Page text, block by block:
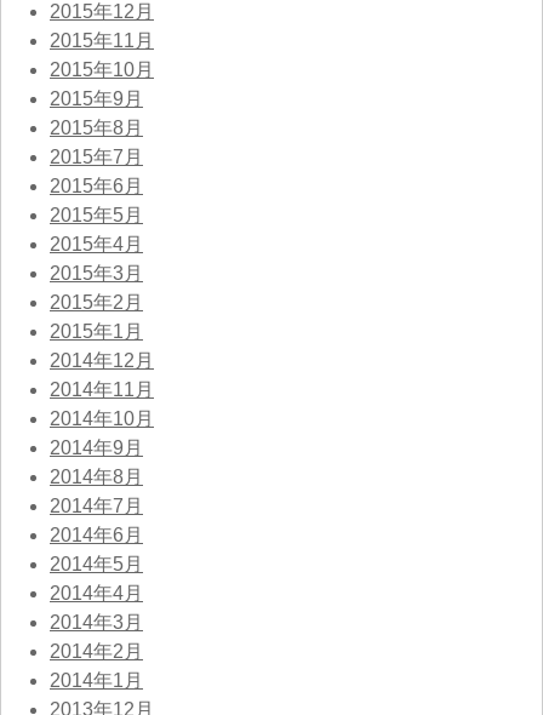
2015年12月
2015年11月
2015年10月
2015年9月
2015年8月
2015年7月
2015年6月
2015年5月
2015年4月
2015年3月
2015年2月
2015年1月
2014年12月
2014年11月
2014年10月
2014年9月
2014年8月
2014年7月
2014年6月
2014年5月
2014年4月
2014年3月
2014年2月
2014年1月
2013年12月